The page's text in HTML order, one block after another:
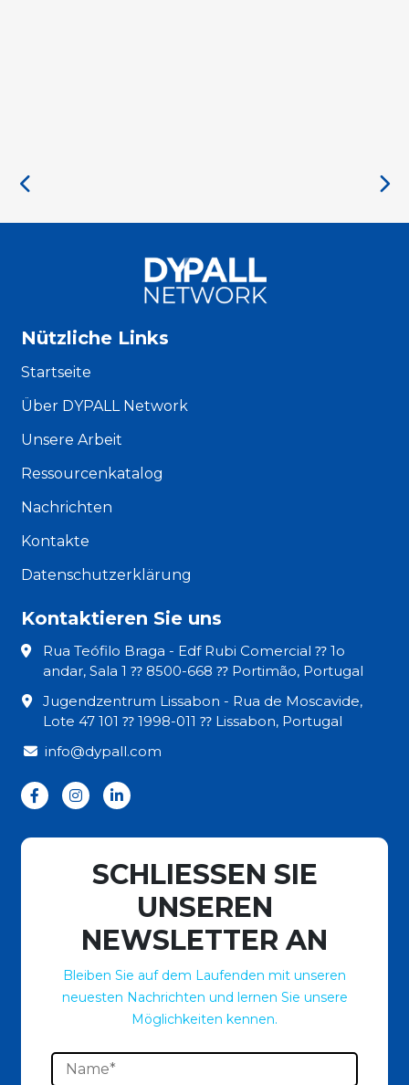
Nützliche Links
Startseite
Über DYPALL Network
Unsere Arbeit
Ressourcenkatalog
Nachrichten
Kontakte
Datenschutzerklärung
Kontaktieren Sie uns
Rua Teófilo Braga - Edf Rubi Comercial ⁇ 1o
andar, Sala 1 ⁇ 8500-668 ⁇ Portimão, Portugal
Jugendzentrum Lissabon - Rua de Moscavide,
Lote 47 101 ⁇ 1998-011 ⁇ Lissabon, Portugal
info@dypall.com
SCHLIESSEN SIE
UNSEREN
NEWSLETTER AN
Bleiben Sie auf dem Laufenden mit unseren
neuesten Nachrichten und lernen Sie unsere
Möglichkeiten kennen.